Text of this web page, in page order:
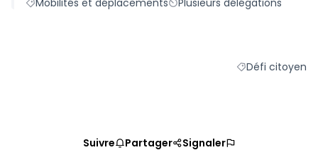
Mobilités et déplacements Plusieurs délégations
Filtrer les
Défi citoyen
Suivre Partager Signaler